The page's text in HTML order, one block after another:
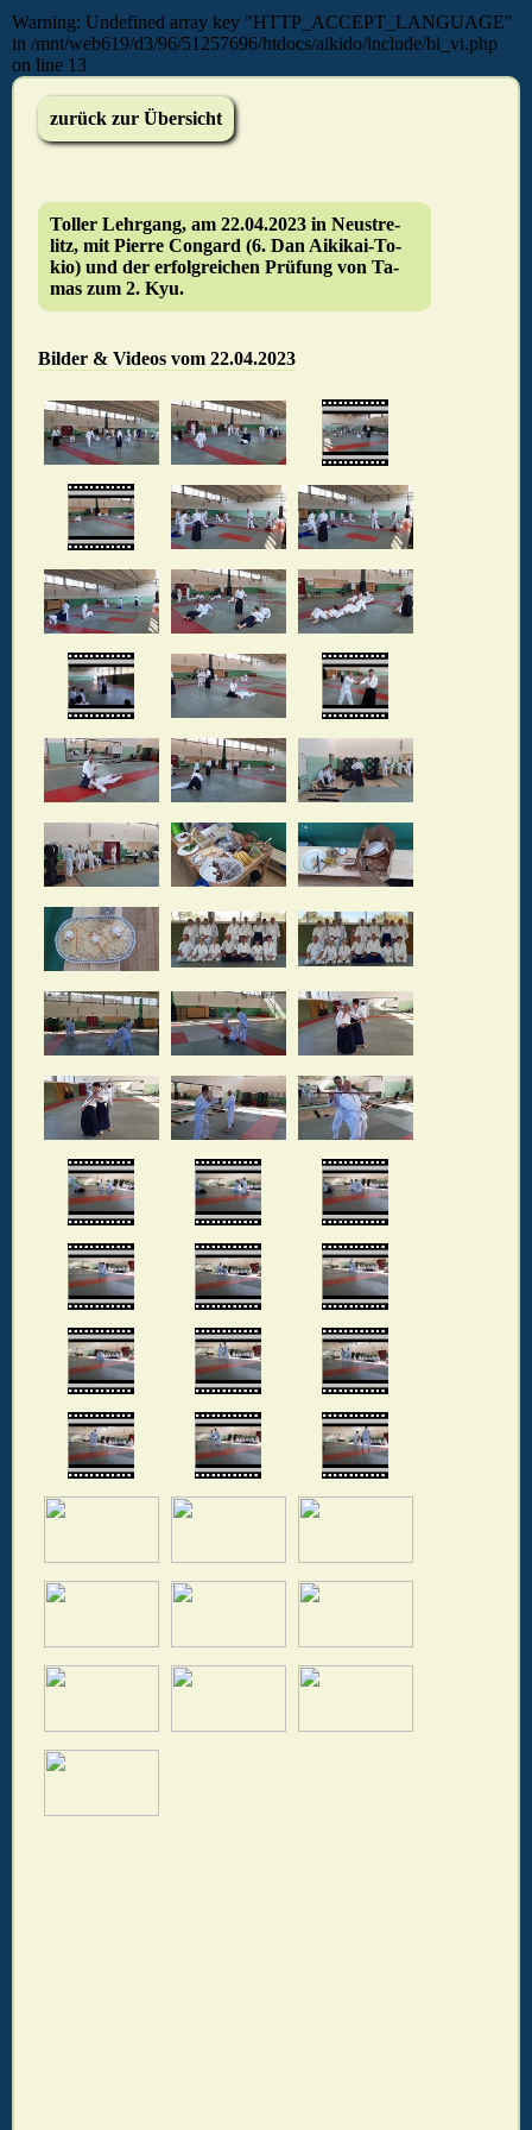
Warning: Undefined array key "HTTP_ACCEPT_LANGUAGE"
in /mnt/web619/d3/96/51257696/htdocs/aikido/include/bi_vi.php
on line 13
zurück zur Übersicht
Tol­ler Lehr­gang, am 22.04.2023 in Neu­stre­
litz, mit Pierre Con­gard (6. Dan Ai­ki­kai-To­
kio) und der er­folg­rei­chen Prü­fung von Ta­
mas zum 2. Kyu.
Bilder & Videos vom 22.04.2023